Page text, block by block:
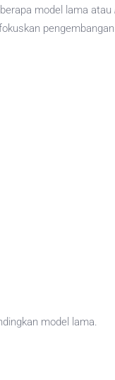
model lama atau
model lama.